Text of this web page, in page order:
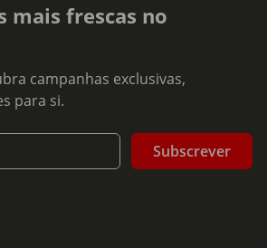
mais frescas no
campanhas exclusivas,
para si.
Subscrever